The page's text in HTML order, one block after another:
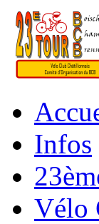
Infos
Vélo